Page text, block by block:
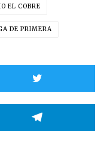
EL COBRE
DE PRIMERA